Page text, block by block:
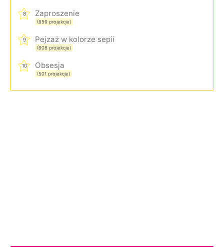
8 Zaproszenie
(656 projekcje)
9 Pejzaż w kolorze sepii
(608 projekcje)
10 Obsesja
(501 projekcje)